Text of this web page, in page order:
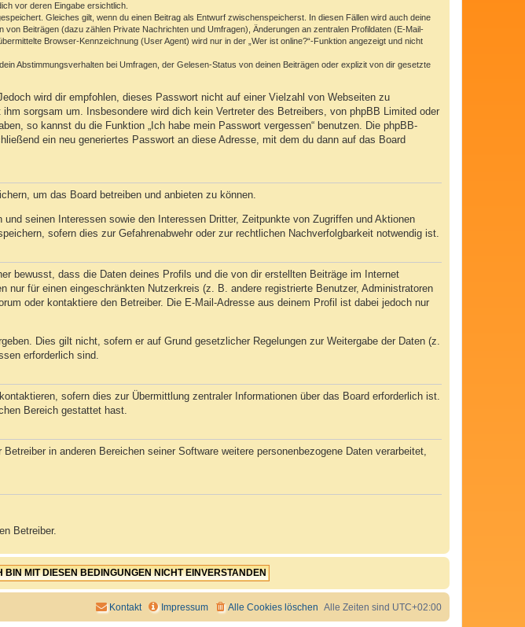
vor deren Eingabe ersichtlich.
Gleiches gilt, wenn du einen Beitrag als Entwurf zwischenspeicherst. In diesen Fällen wird auch deine
Beiträgen (dazu zählen Private Nachrichten und Umfragen), Änderungen an zentralen Profildaten (E-Mail-
Browser-Kennzeichnung (User Agent) wird nur in der „Wer ist online?“-Funktion angezeigt und nicht
Abstimmungsverhalten bei Umfragen, der Gelesen-Status von deinen Beiträgen oder explizit von dir gesetzte
wird dir empfohlen, dieses Passwort nicht auf einer Vielzahl von Webseiten zu
sorgsam um. Insbesondere wird dich kein Vertreter des Betreibers, von phpBB Limited oder
so kannst du die Funktion „Ich habe mein Passwort vergessen“ benutzen. Die phpBB-
ein neu generiertes Passwort an diese Adresse, mit dem du dann auf das Board
um das Board betreiben und anbieten zu können.
seinen Interessen sowie den Interessen Dritter, Zeitpunkte von Zugriffen und Aktionen
sofern dies zur Gefahrenabwehr oder zur rechtlichen Nachverfolgbarkeit notwendig ist.
bewusst, dass die Daten deines Profils und die von dir erstellten Beiträge im Internet
für einen eingeschränkten Nutzerkreis (z. B. andere registrierte Benutzer, Administratoren
oder kontaktiere den Betreiber. Die E-Mail-Adresse aus deinem Profil ist dabei jedoch nur
Dies gilt nicht, sofern er auf Grund gesetzlicher Regelungen zur Weitergabe der Daten (z.
erforderlich sind.
sofern dies zur Übermittlung zentraler Informationen über das Board erforderlich ist.
Bereich gestattet hast.
in anderen Bereichen seiner Software weitere personenbezogene Daten verarbeitet,
Betreiber.
Alle Zeiten sind UTC+02:00
Alle Cookies löschen
Impressum
Kontakt